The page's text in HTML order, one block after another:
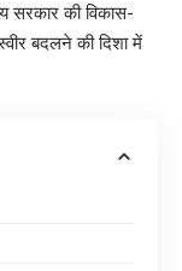
सरकार की विकास-
बदलने की दिशा में